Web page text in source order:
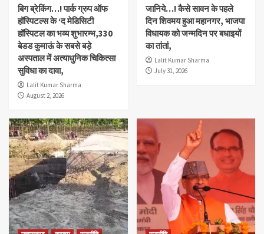
बिग ब्रेकिंग…! पार्क ग्रुप ऑफ
हॉस्पिटल्स के ‘द मेडिसिटी
हॉस्पिटल का भव्य शुभारम्भ,330
बेडड कुमाऊं के सबसे बड़े
अस्पताल में अत्याधुनिक चिकित्सा
सुविधा का दावा,
Lalit Kumar Sharma
August 2, 2026
जानिये…! कैसे सावन के पहले
दिन शिवमय हुआ महानगर, भाजपा
विधायक को जन्मदिन पर बधाइयों
का तांतां,
Lalit Kumar Sharma
July 31, 2026